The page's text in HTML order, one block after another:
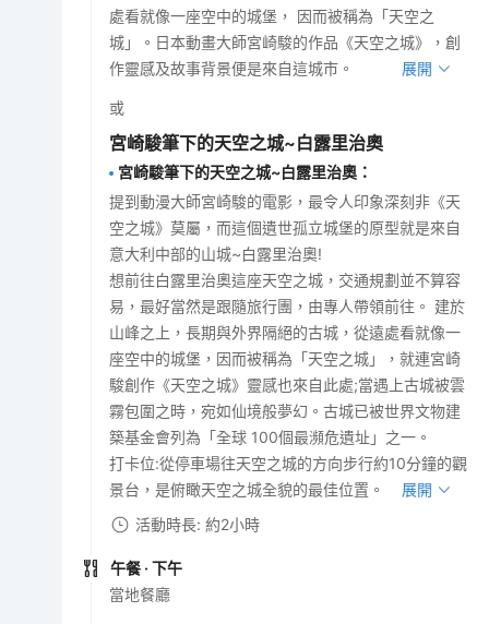
處看就像一座空中的城堡， 因而被稱為「天空之
城」。日本動畫大師宮崎駿的作品《天空之城》，創
作靈感及故事背景便是來自這城市。
展開
或
宮崎駿筆下的天空之城~白露里治奧
宮崎駿筆下的天空之城~白露里治奧 ：
提到動漫大師宮崎駿的電影，最令人印象深刻非《天
空之城》莫屬，而這個遺世孤立城堡的原型就是來自
意大利中部的山城~白露里治奧!
想前往白露里治奧這座天空之城，交通規劃並不算容
易，最好當然是跟隨旅行團，由專人帶領前往。 建於
山峰之上，長期與外界隔絕的古城，從遠處看就像一
座空中的城堡，因而被稱為「天空之城」，就連宮崎
駿創作《天空之城》靈感也來自此處;當遇上古城被雲
霧包圍之時，宛如仙境般夢幻。古城已被世界文物建
築基金會列為「全球 100個最瀕危遺址」之一。
打卡位:從停車場往天空之城的方向步行約10分鐘的觀
景台，是俯瞰天空之城全貌的最佳位置。
展開
活動時長: 約2小時
午餐 · 下午
當地餐廳